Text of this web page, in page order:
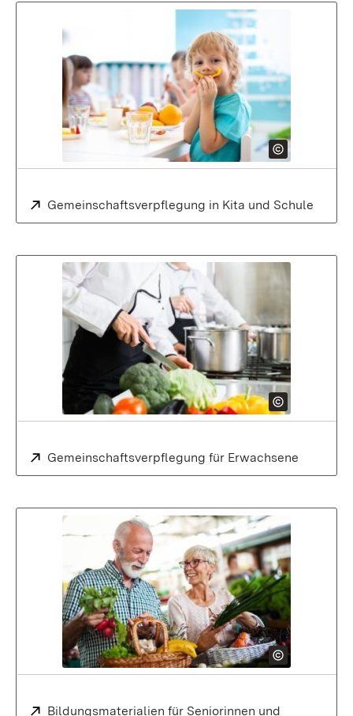
Extern:
Gemeinschaftsverpflegung in Kita und Schule
Extern:
Gemeinschaftsverpflegung für Erwachsene
Extern:
Bildungsmaterialien für Seniorinnen und